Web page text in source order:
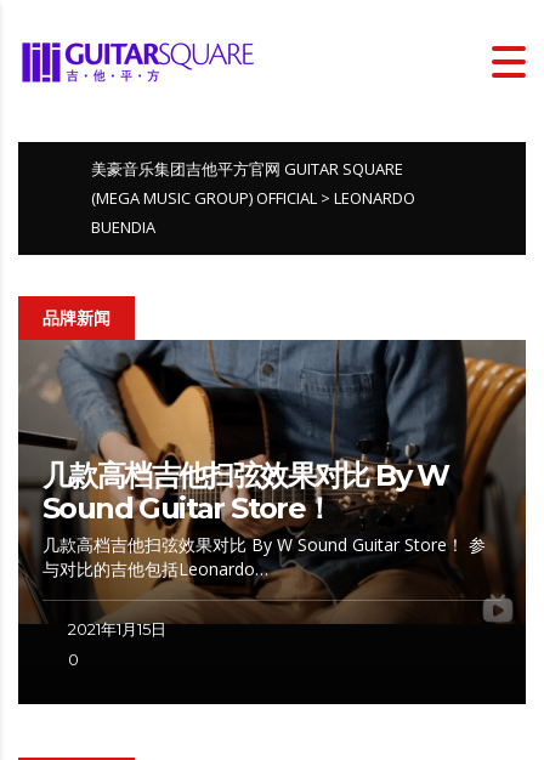
美豪音乐集团吉他平方官网 GUITAR SQUARE
(MEGA MUSIC GROUP) OFFICIAL > LEONARDO
BUENDIA
品牌新闻
几款高档吉他扫弦效果对比 By W
Sound Guitar Store！
几款高档吉他扫弦效果对比 By W Sound Guitar Store！ 参
与对比的吉他包括Leonardo…
2021年1月15日
0